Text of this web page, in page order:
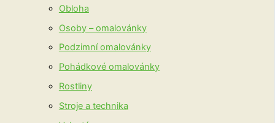
Obloha
Osoby – omalovánky
Podzimní omalovánky
Pohádkové omalovánky
Rostliny
Stroje a technika